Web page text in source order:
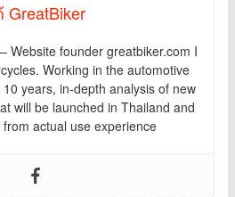
GreatBiker
Website founder greatbiker.com I
Working in the automotive
years, in-depth analysis of new
will be launched in Thailand and
actual use experience